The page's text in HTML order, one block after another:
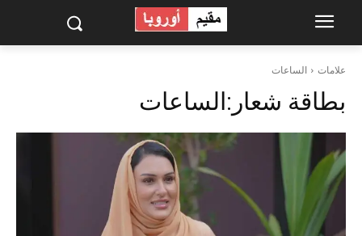
علامات الساعات
بطاقة شعار:الساعات